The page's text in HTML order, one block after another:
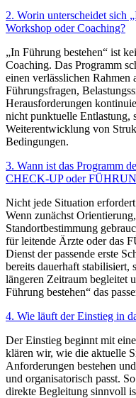
2. Worin unterscheidet sich
Workshop oder Coaching?
„In Führung bestehen“ ist
Coaching. Das Programm
einen verlässlichen Rahmen
Führungsfragen,
Herausforderungen
nicht punktuelle Entlastung,
Weiterentwicklung von
Bedingungen.
3. Wann ist das Programm
CHECK-UP oder
Nicht jede Situation
Wenn zunächst
Standortbestimmung
für leitende Ärzte oder das
Dienst der passende erste
bereits dauerhaft stabilisiert,
längeren Zeitraum begleitet
Führung bestehen“ das
4. Wie läuft der Einstieg in
Der Einstieg beginnt mit
klären wir, wie die aktuelle
Anforderungen bestehen
und organisatorisch passt.
direkte Begleitung sinnvoll